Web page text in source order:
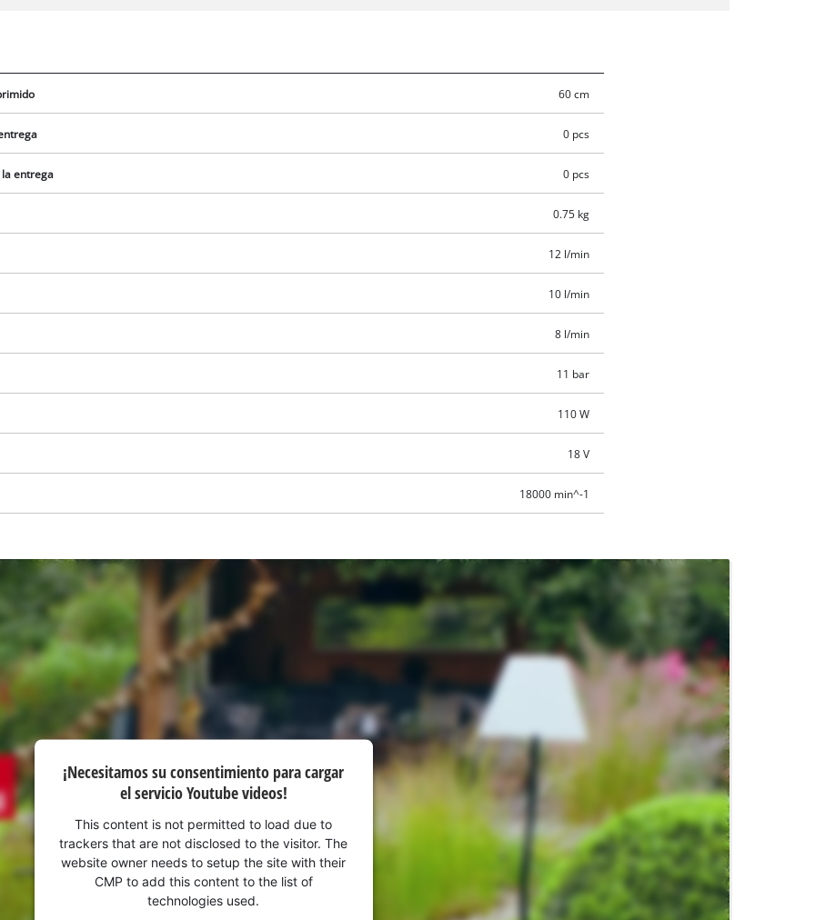
This content is not permitted to load due
visitor. The website owner needs to setup
Powered by
Usercentrics Consent
Management Platform
60 cm
0 pcs
entrega 0 pcs
0.75 kg
12 l/min
10 l/min
8 l/min
11 bar
110 W
18 V
18000 min^-1
¡Necesitamos su consentimiento para cargar
el servicio Youtube videos!
This content is not permitted to load due to
trackers that are not disclosed to the visitor. The
website owner needs to setup the site with their
CMP to add this content to the list of
technologies used.